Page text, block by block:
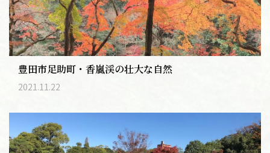
豊田市足助町・香嵐渓の壮大な自然
2021.11.22